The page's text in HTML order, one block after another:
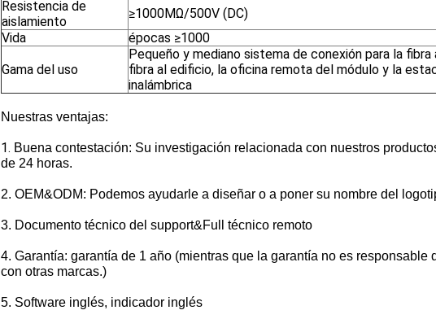
Resistencia de
aislamiento
≥1000MΩ/500V (DC)
Vida
épocas ≥1000
Gama del uso
Pequeño y mediano sistema de conexión para la fibra
fibra al edificio, la oficina remota del módulo y la
inalámbrica
Nuestras ventajas:
1. Buena contestación: Su investigación relacionada con nuestros
de 24 horas.
2. OEM&ODM: Podemos ayudarle a diseñar o a poner su nombre del
3. Documento técnico del support&Full técnico remoto
4. Garantía: garantía de 1 año (mientras que la garantía no es responsable
con otras marcas.)
5. Software inglés, indicador inglés